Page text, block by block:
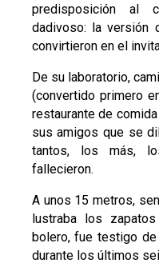
predisposición al
dadivoso: la versión
convirtieron en el
De su laboratorio,
(convertido primero
restaurante de
sus amigos que se
tantos, los más,
fallecieron.
A unos 15 metros,
lustraba los
bolero, fue testigo
durante los últimos